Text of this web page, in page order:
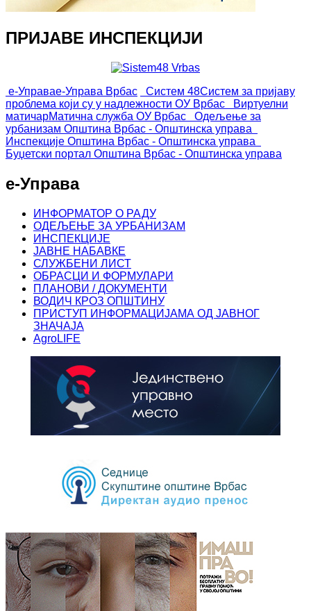
ПРИЈАВЕ ИНСПЕКЦИЈИ
е-Управае-Управа Врбас Систем 48Систем за пријаву
проблема који су у надлежности ОУ Врбас
Виртуелни
матичарМатична служба ОУ Врбас
Одељење за
урбанизам Општина Врбас - Општинска управа
Инспекције Општина Врбас - Општинска управа
Буџетски портал Општина Врбас - Општинска управа
е-Управа
ИНФОРМАТОР О РАДУ
ОДЕЉЕЊЕ ЗА УРБАНИЗАМ
ИНСПЕКЦИЈЕ
ЈАВНЕ НАБАВКЕ
СЛУЖБЕНИ ЛИСТ
ОБРАСЦИ И ФОРМУЛАРИ
ПЛАНОВИ / ДОКУМЕНТИ
ВОДИЧ КРОЗ ОПШТИНУ
ПРИСТУП ИНФОРМАЦИЈАМА ОД ЈАВНОГ
ЗНАЧАЈА
AgroLIFE